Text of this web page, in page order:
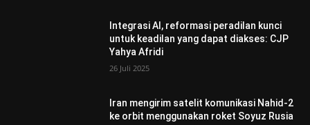
Integrasi AI, reformasi peradilan kunci
untuk keadilan yang dapat diakses: CJP
Yahya Afridi
26 Juli 2025
Iran mengirim satelit komunikasi Nahid-2
ke orbit menggunakan roket Soyuz Rusia